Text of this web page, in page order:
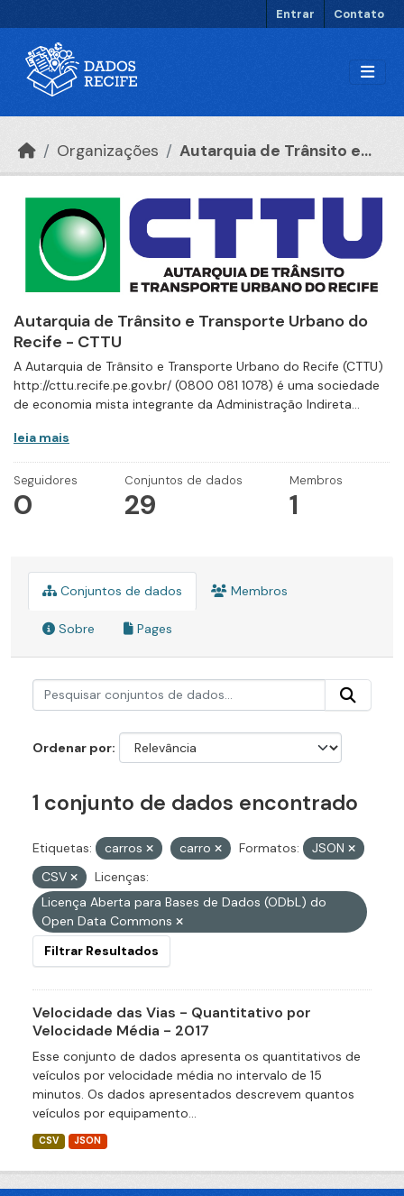
Entrar Contato
Organizações Autarquia de Trânsito e...
Autarquia de Trânsito e Transporte Urbano do
Recife - CTTU
A Autarquia de Trânsito e Transporte Urbano do Recife (CTTU)
http://cttu.recife.pe.gov.br/ (0800 081 1078) é uma sociedade
de economia mista integrante da Administração Indireta...
leia mais
Seguidores
0
Conjuntos de dados
29
Membros
1
Conjuntos de dados Membros
Sobre Pages
Ordenar por
1 conjunto de dados encontrado
Etiquetas: carros carro Formatos:
JSON
CSV
Licenças:
Licença Aberta para Bases de Dados (ODbL) do
Open Data Commons
Filtrar Resultados
Velocidade das Vias - Quantitativo por
Velocidade Média - 2017
Esse conjunto de dados apresenta os quantitativos de
veículos por velocidade média no intervalo de 15
minutos. Os dados apresentados descrevem quantos
veículos por equipamento...
CSV JSON